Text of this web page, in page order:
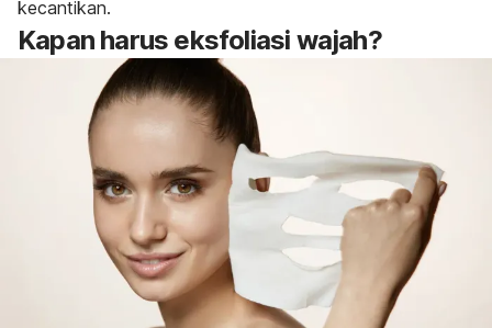
kecantikan.
Kapan harus eksfoliasi wajah?